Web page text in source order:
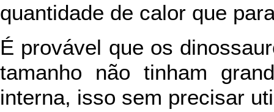
quantidade de calor que
É provável que os
tamanho não tinham
interna, isso sem precisar